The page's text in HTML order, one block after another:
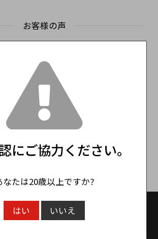
お客様の声
のレビュー
レビューはありません。
レビューを投稿
にご協力ください。
なたは20歳以上ですか?
はい いいえ